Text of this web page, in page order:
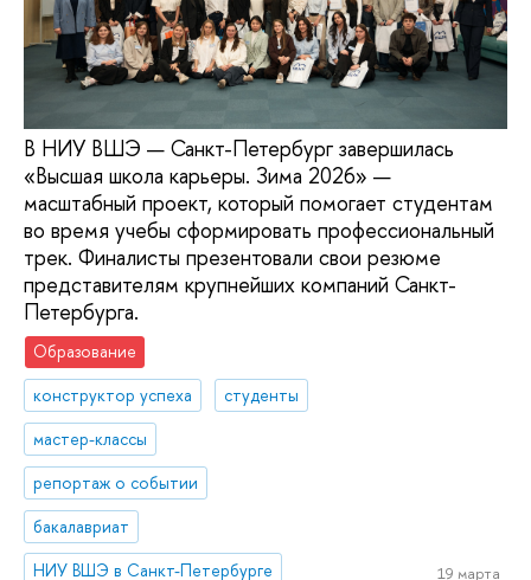
В НИУ ВШЭ — Санкт-Петербург завершилась
«Высшая школа карьеры. Зима 2026» —
масштабный проект, который помогает студентам
во время учебы сформировать профессиональный
трек. Финалисты презентовали свои резюме
представителям крупнейших компаний Санкт-
Петербурга.
Образование
конструктор успеха
студенты
мастер-классы
репортаж о событии
бакалавриат
НИУ ВШЭ в Санкт-Петербурге
19 марта